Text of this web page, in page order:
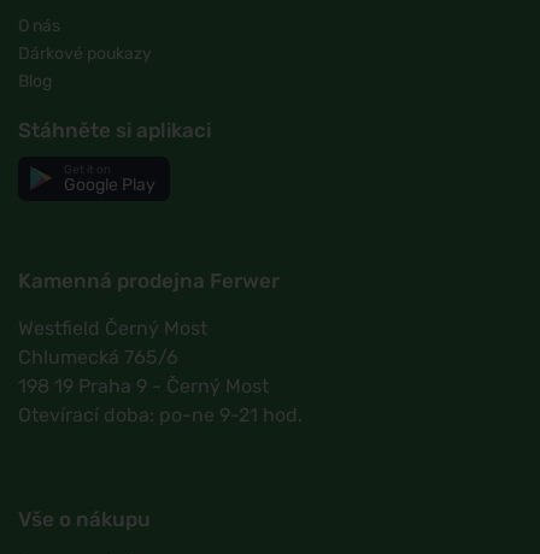
O nás
Dárkové poukazy
Blog
Stáhněte si aplikaci
Google Play
Kamenná prodejna Ferwer
Westfield Černý Most
Chlumecká 765/6
198 19 Praha 9 - Černý Most
Otevírací doba: po-ne 9-21 hod.
Vše o nákupu